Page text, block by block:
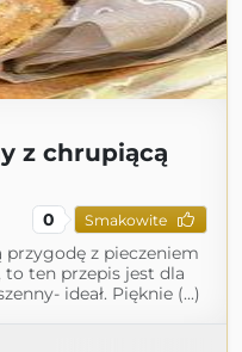
z chrupiącą
0 Smakowite
przygodę z pieczeniem
ten przepis jest dla
ideał. Pięknie (...)